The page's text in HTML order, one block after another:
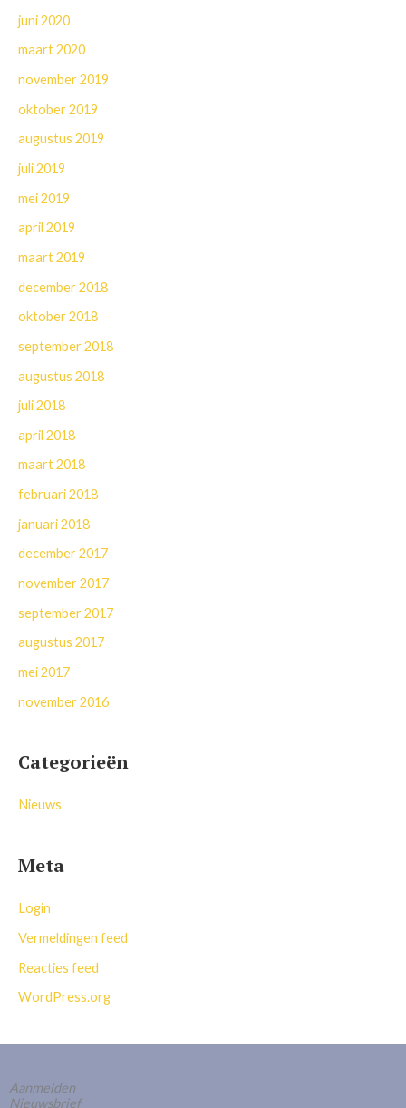
juni 2020
maart 2020
november 2019
oktober 2019
augustus 2019
juli 2019
mei 2019
april 2019
maart 2019
december 2018
oktober 2018
september 2018
augustus 2018
juli 2018
april 2018
maart 2018
februari 2018
januari 2018
december 2017
november 2017
september 2017
augustus 2017
mei 2017
november 2016
Categorieën
Nieuws
Meta
Login
Vermeldingen feed
Reacties feed
WordPress.org
Aanmelden
Nieuwsbrief